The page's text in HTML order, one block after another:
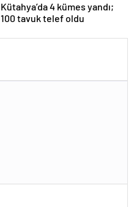
Kütahya’da 4 kümes yandı;
100 tavuk telef oldu